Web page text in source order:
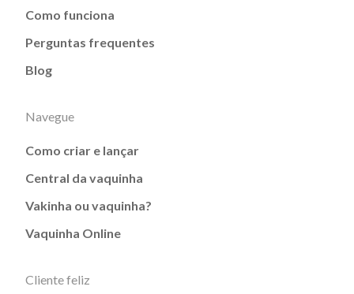
Como funciona
Perguntas frequentes
Blog
Navegue
Como criar e lançar
Central da vaquinha
Vakinha ou vaquinha?
Vaquinha Online
Cliente feliz